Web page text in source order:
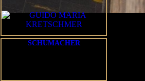
SCHUMACHER